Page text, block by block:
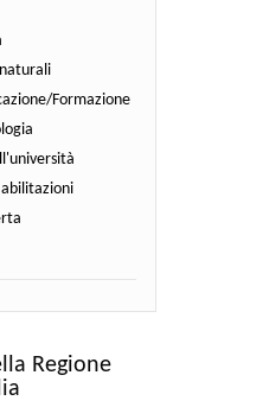
Formazione
abilitazioni
Regione